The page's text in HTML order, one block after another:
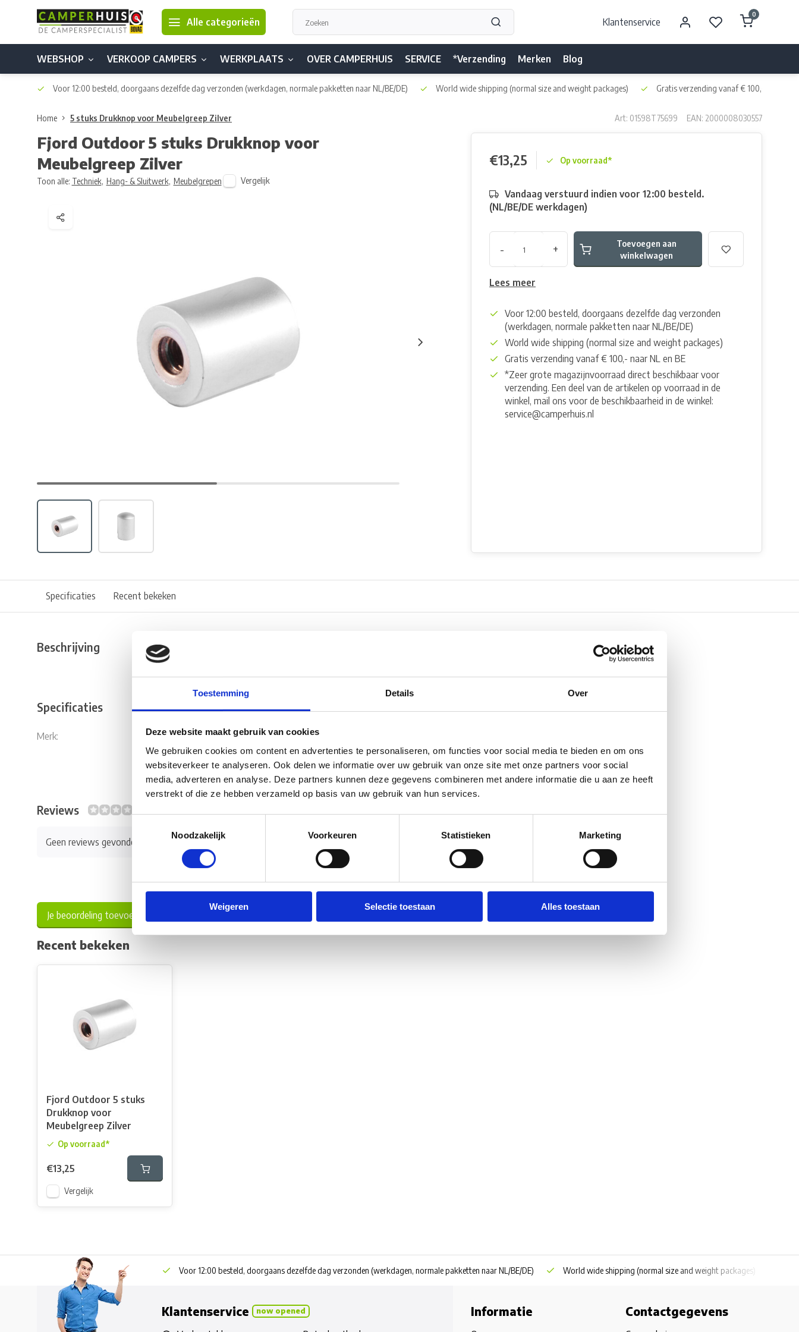
Toestemming Details Over
Deze website maakt gebruik van cookies
We gebruiken cookies om content en advertenties te personaliseren, om functies voor social media te bieden en om ons
websiteverkeer te analyseren. Ook delen we informatie over uw gebruik van onze site met onze partners voor social
media, adverteren en analyse. Deze partners kunnen deze gegevens combineren met andere informatie die u aan ze heeft
verstrekt of die ze hebben verzameld op basis van uw gebruik van hun services.
Noodzakelijk
Voorkeuren Statistieken Marketing
Weigeren Selectie toestaan Alles toestaan
Alle categorieën Klantenservice
0
WEBSHOP VERKOOP CAMPERS WERKPLAATS OVER CAMPERHUIS SERVICE *Verzending Merken Blog
Voor 12:00 besteld, doorgaans dezelfde dag verzonden (werkdagen, normale pakketten naar NL/BE/DE) World wide shipping (normal size and weight packages) Gratis verzending vanaf € 100,- naar NL
Home 5 stuks Drukknop voor Meubelgreep Zilver Art: 01598T75699 EAN: 2000008030557
Fjord Outdoor5 stuks Drukknop voor
Meubelgreep Zilver
Toon alle: Techniek, Hang- & Sluitwerk, Meubelgrepen Vergelijk
€13,25 Op voorraad*
Vandaag verstuurd indien voor 12:00 besteld.
(NL/BE/DE werkdagen)
- +
Toevoegen aan
winkelwagen
Lees meer
Voor 12:00 besteld, doorgaans dezelfde dag verzonden
(werkdagen, normale pakketten naar NL/BE/DE)
World wide shipping (normal size and weight packages)
Gratis verzending vanaf € 100,- naar NL en BE
*Zeer grote magazijnvoorraad direct beschikbaar voor
verzending. Een deel van de artikelen op voorraad in de
winkel, mail ons voor de beschikbaarheid in de winkel:
service@camperhuis.nl
Specificaties Recent bekeken
Beschrijving
Specificaties
Merk: Fjord Outdoor
Reviews
Geen reviews gevonden
Je beoordeling toevoegen
Recent bekeken
Fjord Outdoor 5 stuks
Drukknop voor
Meubelgreep Zilver
Op voorraad*
€13,25
Vergelijk
Voor 12:00 besteld, doorgaans dezelfde dag verzonden (werkdagen, normale pakketten naar NL/BE/DE) World wide shipping (normal size and weight packages)
Klantenservice now opened Informatie Contactgegevens